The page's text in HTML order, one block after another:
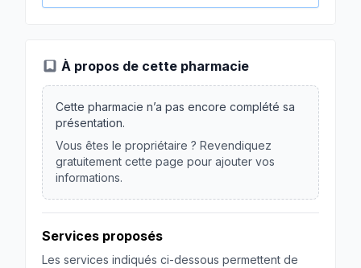
À propos de cette pharmacie
Cette pharmacie n’a pas encore complété sa
présentation.
Vous êtes le propriétaire ? Revendiquez
gratuitement cette page pour ajouter vos
informations.
Services proposés
Les services indiqués ci-dessous permettent de